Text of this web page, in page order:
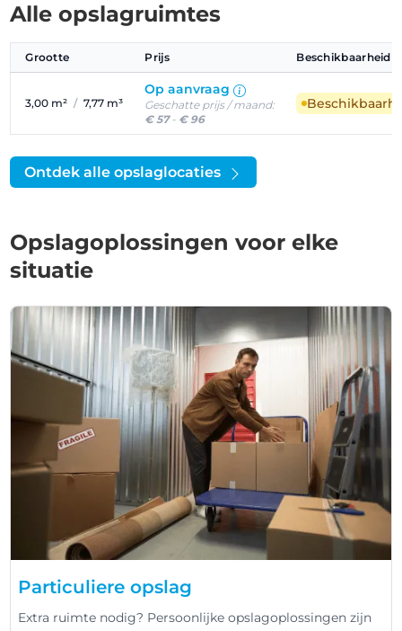
Alle opslagruimtes
Grootte Prijs Beschikbaarheid
3,00 m² / 7,77 m³
Op aanvraag
Geschatte prijs / maand:
€ 57- € 96
Ontdek alle opslaglocaties
Opslagoplossingen voor elke
situatie
Particuliere opslag
Extra ruimte nodig? Persoonlijke opslagoplossingen zijn